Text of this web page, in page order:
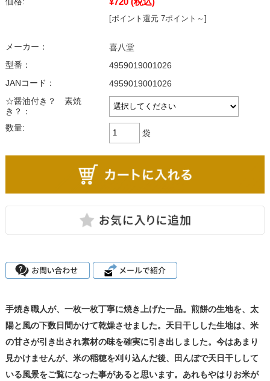
[ポイント還元 7ポイント～]
メーカー：
喜八堂
型番：
4959019001026
JANコード：
4959019001026
☆醤油付き？ 素焼
き？：
数量:
袋
手焼き職人が、一枚一枚丁寧に焼き上げた一品。煎餅の生地を、太
陽と風の下数日間かけて乾燥させました。天日干しした生地は、米
の甘さが引き出され素材の味を確実に引き出しました。今はあまり
見かけませんが、米の稲穂を刈り込んだ後、田んぼで天日干しして
いる風景をご覧になった事があると思います。あれもやはりお米が